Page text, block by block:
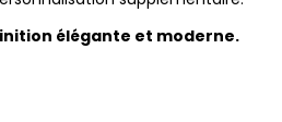
élégante et moderne.